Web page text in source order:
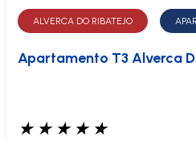
ALVERCA DO RIBATEJO
Apartamento T3 Alverca
★ ★ ★ ★ ★